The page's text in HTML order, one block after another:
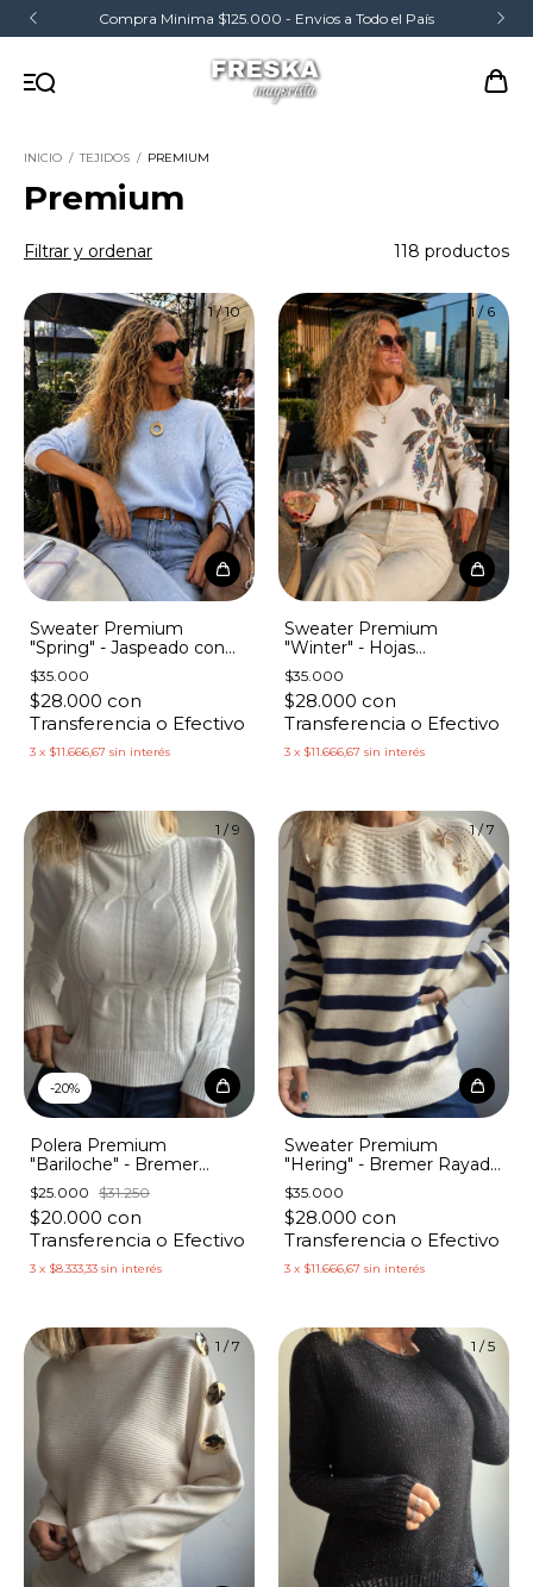
3 Cuotas Sin Interes!
INICIO / TEJIDOS / PREMIUM
Premium
Filtrar y ordenar 118 productos
1/10
Sweater Premium
"Spring" - Jaspeado con
Florcitas Bordadas
$35.000
$28.000 con
Transferencia o Efectivo
3 x $11.666,67 sin interés
1/ 6
Sweater Premium
"Winter" - Hojas
Lentejuelas
$35.000
$28.000 con
Transferencia o Efectivo
3 x $11.666,67 sin interés
1 /9
-20%
Polera Premium
"Bariloche" - Bremer
Trenzado Corta
$25.000 $31.250
$20.000 con
Transferencia o Efectivo
3 x $8.333,33 sin interés
1/7
Sweater Premium
"Hering" - Bremer Rayado
con Apliques Estrellas
$35.000
$28.000 con
Transferencia o Efectivo
3 x $11.666,67 sin interés
1 /7 1 /5